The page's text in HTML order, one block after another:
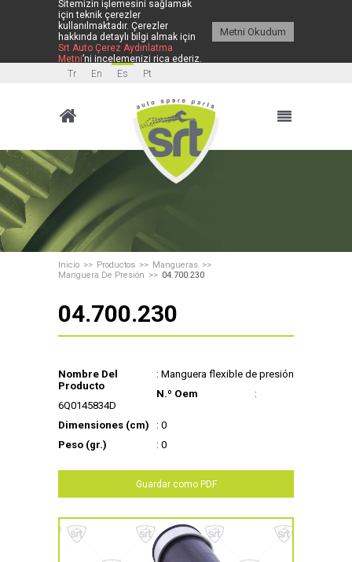
Sitemizin işlemesini sağlamak
için teknik çerezler
kullanılmaktadır. Çerezler
hakkında detaylı bilgi almak için
Srt Auto Çerez Aydınlatma
Metni’ni incelemenizi rica ederiz.
Metni Okudum
Tr En Es Pt
Inicio Productos
Mangueras
Manguera De Presión
04.700.230
04.700.230
Nombre Del
Producto
: Manguera flexible de presión
N.º Oem
:
6Q0145834D
Dimensiones (cm)
: 0
Peso (gr.)
: 0
Guardar como PDF